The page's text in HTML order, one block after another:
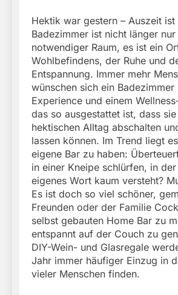
Hektik war gestern – Auszeit ist
Badezimmer ist nicht länger nur
notwendiger Raum, es ist ein
Wohlbefindens, der Ruhe und
Entspannung. Immer mehr
wünschen sich ein Badezimmer
Experience und einem
das so ausgestattet ist, dass
hektischen Alltag abschalten
lassen können. Im Trend liegt
eigene Bar zu haben:
in einer Kneipe schlürfen, in
eigenes Wort kaum versteht?
Es ist doch so viel schöner,
Freunden oder der Familie
selbst gebauten Home Bar zu
entspannt auf der Couch zu
DIY-Wein- und Glasregale
Jahr immer häufiger Einzug in
vieler Menschen finden.